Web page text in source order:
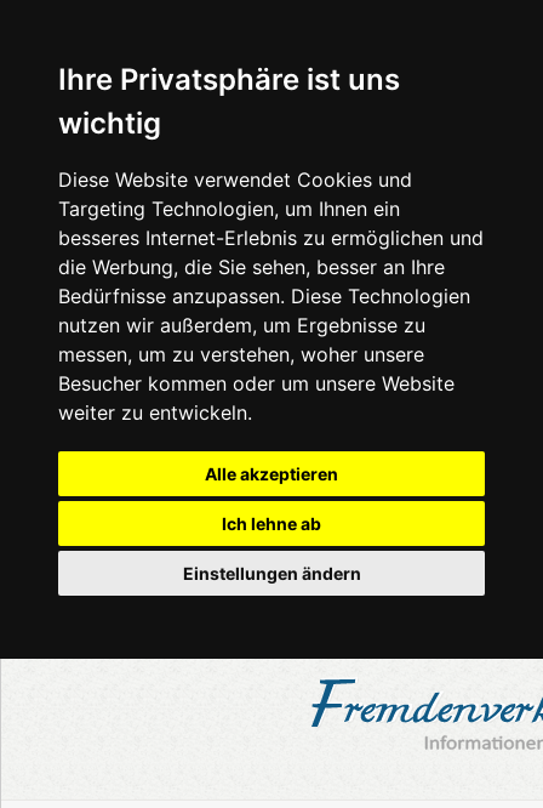
Ihre Privatsphäre ist uns
wichtig
Diese Website verwendet Cookies und
Targeting Technologien, um Ihnen ein
besseres Internet-Erlebnis zu ermöglichen und
die Werbung, die Sie sehen, besser an Ihre
Bedürfnisse anzupassen. Diese Technologien
nutzen wir außerdem, um Ergebnisse zu
messen, um zu verstehen, woher unsere
Besucher kommen oder um unsere Website
weiter zu entwickeln.
Alle akzeptieren
Ich lehne ab
Einstellungen ändern